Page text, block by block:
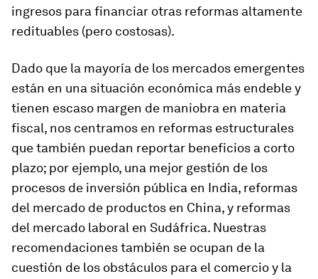
ingresos para financiar otras reformas altamente
redituables (pero costosas).
Dado que la mayoría de los mercados emergentes
están en una situación económica más endeble y
tienen escaso margen de maniobra en materia
fiscal, nos centramos en reformas estructurales
que también puedan reportar beneficios a corto
plazo; por ejemplo, una mejor gestión de los
procesos de inversión pública en India, reformas
del mercado de productos en China, y reformas
del mercado laboral en Sudáfrica. Nuestras
recomendaciones también se ocupan de la
cuestión de los obstáculos para el comercio y la